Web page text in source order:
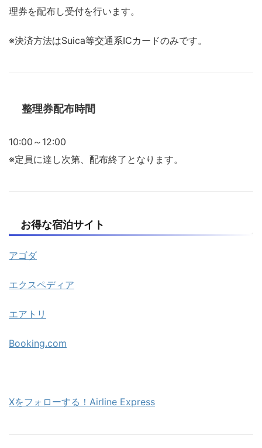
理券を配布し受付を行います。
※決済方法はSuica等交通系ICカードのみです。
整理券配布時間
10:00～12:00
※定員に達し次第、配布終了となります。
お得な宿泊サイト
アゴダ
エクスペディア
エアトリ
Booking.com
Xをフォローする！Airline Express